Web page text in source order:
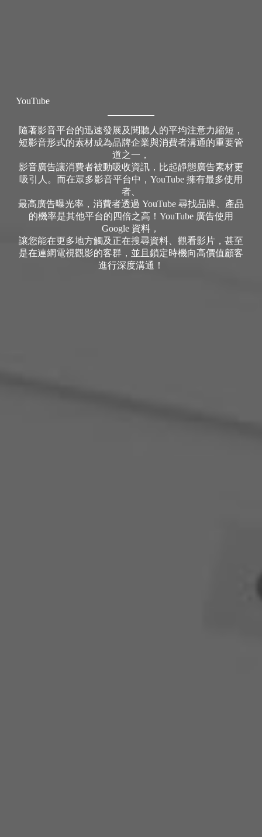
YouTube
隨著影音平台的迅速發展及閱聽人的平均注意力縮短，
短影音形式的素材成為品牌企業與消費者溝通的重要管
道之一，
影音廣告讓消費者被動吸收資訊，比起靜態廣告素材更
吸引人。而在眾多影音平台中，YouTube 擁有最多使用
者、
最高廣告曝光率，消費者透過 YouTube 尋找品牌、產品
的機率是其他平台的四倍之高！YouTube 廣告使用
Google 資料，
讓您能在更多地方觸及正在搜尋資料、觀看影片，甚至
是在連網電視觀影的客群，並且鎖定時機向高價值顧客
進行深度溝通！